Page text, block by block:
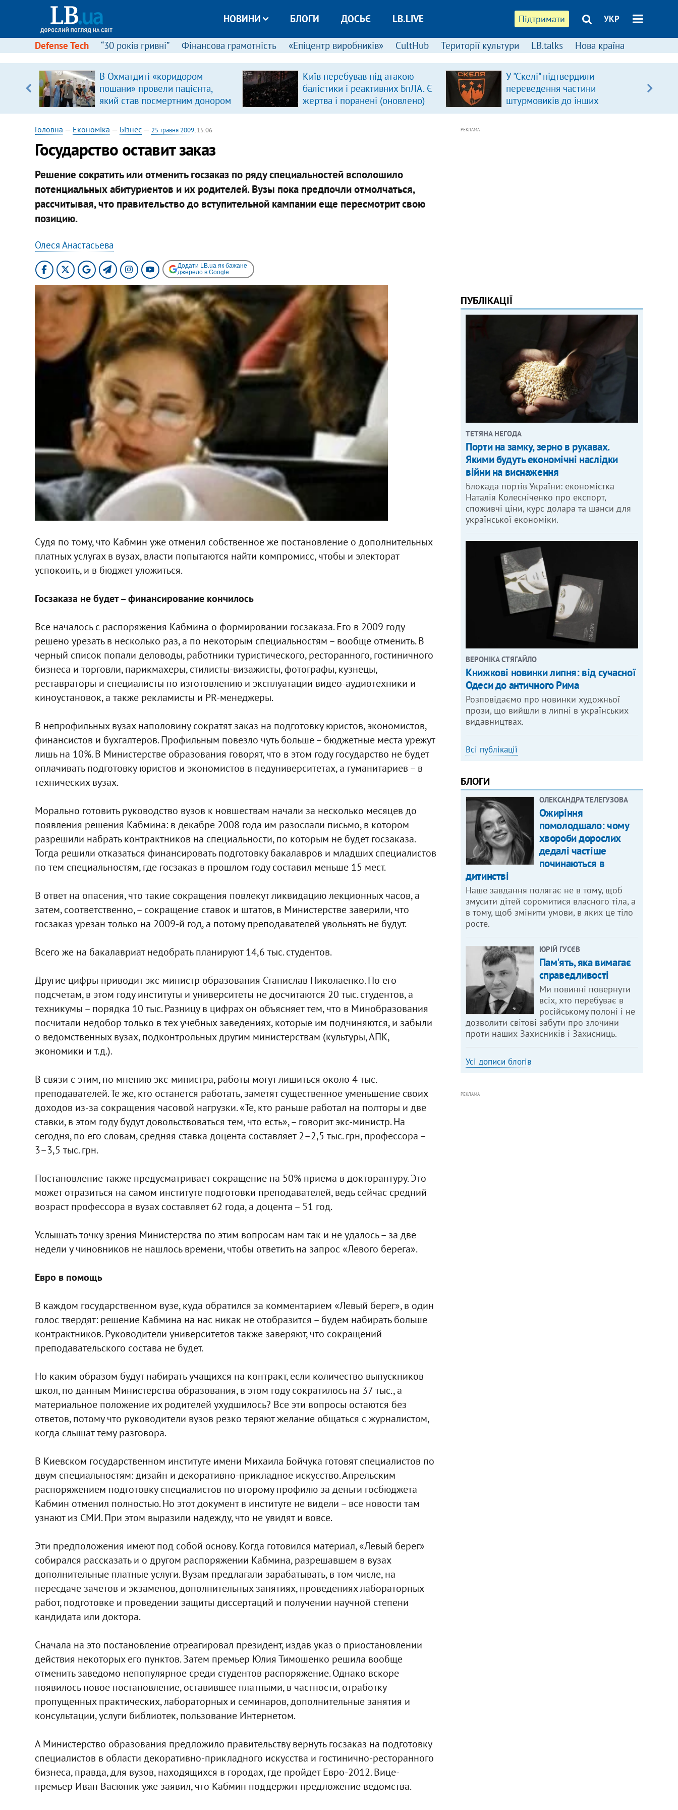
Підтримати УКР
НОВИНИ БЛОГИ ДОСЬЄ LB.LIVE
Defense Tech “30 років гривні” Фінансова грамотність «Епіцентр виробників» CultHub Території культури LB.talks Нова країна
В Охматдиті «коридором
пошани» провели пацієнта,
який став посмертним донором
Київ перебував під атакою
балістики і реактивних БпЛА. Є
жертва і поранені (оновлено)
У "Скелі" підтвердили
переведення частини
штурмовиків до інших
підрозділів
Головна — Економіка — Бізнес— 25 травня 2009, 15:06
Государство оставит заказ
Решение сократить или отменить госзаказ по ряду специальностей всполошило
потенциальных абитуриентов и их родителей. Вузы пока предпочли отмолчаться,
рассчитывая, что правительство до вступительной кампании еще пересмотрит свою
позицию.
Олеся Анастасьева
Додати LB.ua як бажане
джерело в Google
Судя по тому, что Кабмин уже отменил собственное же постановление о дополнительных
платных услугах в вузах, власти попытаются найти компромисс, чтобы и электорат
успокоить, и в бюджет уложиться.
Госзаказа не будет – финансирование кончилось
Все началось с распоряжения Кабмина о формировании госзаказа. Его в 2009 году
решено урезать в несколько раз, а по некоторым специальностям – вообще отменить. В
черный список попали деловоды, работники туристического, ресторанного, гостиничного
бизнеса и торговли, парикмахеры, стилисты-визажисты, фотографы, кузнецы,
реставраторы и специалисты по изготовлению и эксплуатации видео-аудиотехники и
киноустановок, а также рекламисты и PR-менеджеры.
В непрофильных вузах наполовину сократят заказ на подготовку юристов, экономистов,
финансистов и бухгалтеров. Профильным повезло чуть больше – бюджетные места урежут
лишь на 10%. В Министерстве образования говорят, что в этом году государство не будет
оплачивать подготовку юристов и экономистов в педуниверситетах, а гуманитариев – в
технических вузах.
Морально готовить руководство вузов к новшествам начали за несколько месяцев до
появления решения Кабмина: в декабре 2008 года им разослали письмо, в котором
разрешили набрать контрактников на специальности, по которым не будет госзаказа.
Тогда решили отказаться финансировать подготовку бакалавров и младших специалистов
по тем специальностям, где госзаказ в прошлом году составил меньше 15 мест.
В ответ на опасения, что такие сокращения повлекут ликвидацию лекционных часов, а
затем, соответственно, – сокращение ставок и штатов, в Министерстве заверили, что
госзаказ урезан только на 2009-й год, а потому преподавателей увольнять не будут.
Всего же на бакалавриат недобрать планируют 14,6 тыс. студентов.
Другие цифры приводит экс-министр образования Станислав Николаенко. По его
подсчетам, в этом году институты и университеты не досчитаются 20 тыс. студентов, а
техникумы – порядка 10 тыс. Разницу в цифрах он объясняет тем, что в Минобразования
посчитали недобор только в тех учебных заведениях, которые им подчиняются, и забыли
о ведомственных вузах, подконтрольных другим министерствам (культуры, АПК,
экономики и т.д.).
В связи с этим, по мнению экс-министра, работы могут лишиться около 4 тыс.
преподавателей. Те же, кто останется работать, заметят существенное уменьшение своих
доходов из-за сокращения часовой нагрузки. «Те, кто раньше работал на полторы и две
ставки, в этом году будут довольствоваться тем, что есть», – говорит экс-министр. На
сегодня, по его словам, средняя ставка доцента составляет 2–2,5 тыс. грн, профессора –
3–3,5 тыс. грн.
Постановление также предусматривает сокращение на 50% приема в докторантуру. Это
может отразиться на самом институте подготовки преподавателей, ведь сейчас средний
возраст профессора в вузах составляет 62 года, а доцента – 51 год.
Услышать точку зрения Министерства по этим вопросам нам так и не удалось – за две
недели у чиновников не нашлось времени, чтобы ответить на запрос «Левого берега».
Евро в помощь
В каждом государственном вузе, куда обратился за комментарием «Левый берег», в один
голос твердят: решение Кабмина на нас никак не отобразится – будем набирать больше
контрактников. Руководители университетов также заверяют, что сокращений
преподавательского состава не будет.
Но каким образом будут набирать учащихся на контракт, если количество выпускников
школ, по данным Министерства образования, в этом году сократилось на 37 тыс., а
материальное положение их родителей ухудшилось? Все эти вопросы остаются без
ответов, потому что руководители вузов резко теряют желание общаться с журналистом,
когда слышат тему разговора.
В Киевском государственном институте имени Михаила Бойчука готовят специалистов по
двум специальностям: дизайн и декоративно-прикладное искусство. Апрельским
распоряжением подготовку специалистов по второму профилю за деньги госбюджета
Кабмин отменил полностью. Но этот документ в институте не видели – все новости там
узнают из СМИ. При этом выразили надежду, что не увидят и вовсе.
Эти предположения имеют под собой основу. Когда готовился материал, «Левый берег»
собирался рассказать и о другом распоряжении Кабмина, разрешавшем в вузах
дополнительные платные услуги. Вузам предлагали зарабатывать, в том числе, на
пересдаче зачетов и экзаменов, дополнительных занятиях, проведениях лабораторных
работ, подготовке и проведении защиты диссертаций и получении научной степени
кандидата или доктора.
Сначала на это постановление отреагировал президент, издав указ о приостановлении
действия некоторых его пунктов. Затем премьер Юлия Тимошенко решила вообще
отменить заведомо непопулярное среди студентов распоряжение. Однако вскоре
появилось новое постановление, оставившее платными, в частности, отработку
пропущенных практических, лабораторных и семинаров, дополнительные занятия и
консультации, услуги библиотек, пользование Интернетом.
А Министерство образования предложило правительству вернуть госзаказ на подготовку
специалистов в области декоративно-прикладного искусства и гостинично-ресторанного
бизнеса, правда, для вузов, находящихся в городах, где пройдет Евро-2012. Вице-
премьер Иван Васюник уже заявил, что Кабмин поддержит предложение ведомства.
РЕКЛАМА
ПУБЛІКАЦІЇ
ТЕТЯНА НЕГОДА
Порти на замку, зерно в рукавах.
Якими будуть економічні наслідки
війни на виснаження
Блокада портів України: економістка
Наталія Колесніченко про експорт,
споживчі ціни, курс долара та шанси для
української економіки.
ВЕРОНІКА СТЯГАЙЛО
Книжкові новинки липня: від сучасної
Одеси до античного Рима
Розповідаємо про новинки художньої
прози, що вийшли в липні в українських
видавництвах.
Всі публікації
БЛОГИ
ОЛЕКСАНДРА ТЕЛЕГУЗОВА
Ожиріння
помолодшало: чому
хвороби дорослих
дедалі частіше
починаються в
дитинстві
Наше завдання полягає не в тому, щоб
змусити дітей соромитися власного тіла, а
в тому, щоб змінити умови, в яких це тіло
росте.
ЮРІЙ ГУСЄВ
Пам'ять, яка вимагає
справедливості
Ми повинні повернути
всіх, хто перебуває в
російському полоні і не
дозволити світові забути про злочини
проти наших Захисників і Захисниць.
Усі дописи блогів
РЕКЛАМА